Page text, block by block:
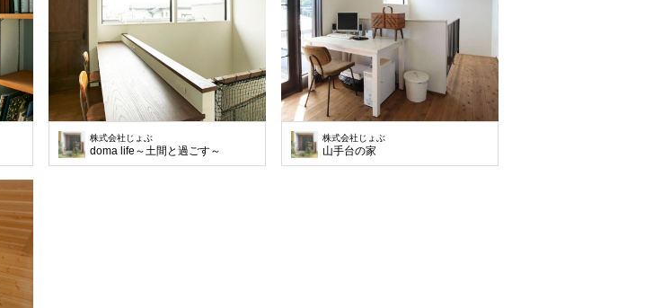
株式会社じょぶ
doma life～土間と過ごす～
株式会社じょぶ
山手台の家